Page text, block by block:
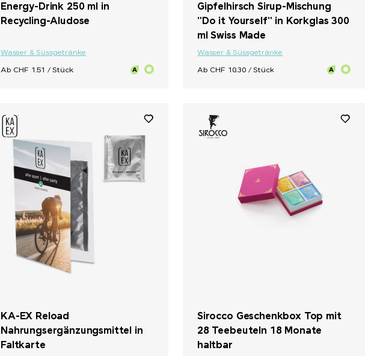
Energy-Drink 250 ml in
Recycling-Aludose
Wasser & Süssgetränke
Ab CHF 1.51 / Stück
Gipfelhirsch Sirup-Mischung
"Do it Yourself" in Korkglas 300
ml Swiss Made
Wasser & Süssgetränke
Ab CHF 10.30 / Stück
KA-EX Reload
Nahrungsergänzungsmittel in
Faltkarte
Sirocco Geschenkbox Top mit
28 Teebeuteln 18 Monate
haltbar